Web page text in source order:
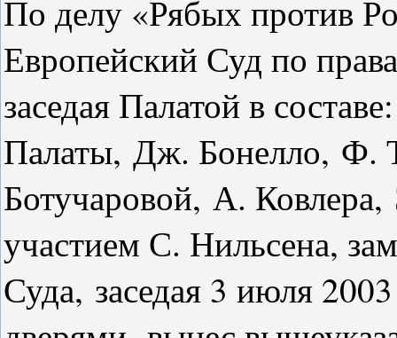
По делу «Рябых против
Европейский Суд по
заседая Палатой в
Палаты, Дж. Бонелло, Ф.
Ботучаровой, А.
участием С. Нильсена,
Суда, заседая 3 июля